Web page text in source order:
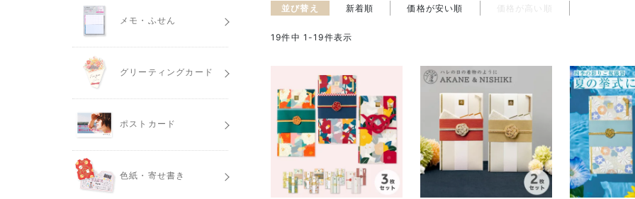
並び替え 新着順 価格が安い順 価格が高い順
19件中 1-19件表示
メモ・ふせん
グリーティングカード
ポストカード
色紙・寄せ書き